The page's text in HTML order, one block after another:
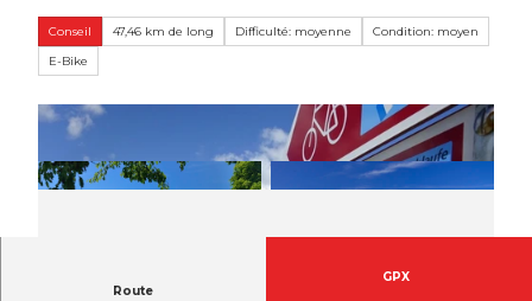
Conseil 47,46 km de long Difficulté: moyenne
Condition: moyen
E-Bike
Route
GPX